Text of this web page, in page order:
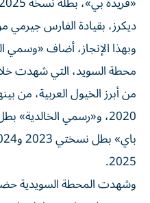
ديكرز، بقيادة الفارس جيرمي
وبهذا الإنجاز، أضاف «وسمي
محطة السويد، التي شهدت
من أبرز الخيول العربية، من
2025.